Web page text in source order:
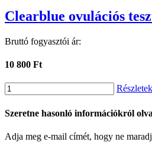
Clearblue ovulációs
Bruttó fogyasztói ár:
10 800 Ft
Részletek
Szeretne hasonló információkról
Adja meg e-mail címét, hogy ne